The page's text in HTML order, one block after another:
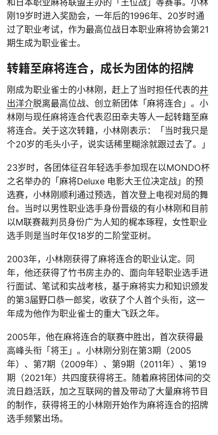
和日本职业麻将联盟主办的「王位战」等赛事。小林
刚19岁时进入奖励会，一年后的1996年、20岁时通
过了职业考试，作为最高位战日本职业麻将协会第21
期生成为职业雀士。
转籍至麻将连合，成长为团体的招牌
刚成为职业雀士的小林刚，赶上了当时担任代表的井
出洋介脱离最高位战、创立新团体「麻将连合」。小
林刚与现任麻将连合代表忍田幸夫等人一起转籍至麻
将连合。关于这次转籍，小林刚表示：「当时我只是
个20岁的毛头小子，说实话稀里糊涂就跟过去了。」
23岁时，各团体征召年轻选手参加现在以MONDO杯
之名举办的「麻将Deluxe 电影大王位决定战」的预
选赛，小林刚顺利通过预选，首次登上电视对局的舞
台。当时以男性职业选手身份晋级的有小林刚和目前
以M联赛裁判员身份广为人知的梶本琢程，女性职业
选手则是当时年仅18岁的二阶堂亚树。
2003年，小林刚获得了麻将连合的职业认定。同
年，他还获得了竹书房主办的、面向年轻职业选手进
行面试、笔试和实战考核，基于麻将实力和知识颁发
的第3届野口恭一郎奖，收获了个人首个头衔，这一
年成为他作为职业雀士的重大飞跃之年。
2005年，他在麻将连合的联赛中胜出，首次获得最
高峰头衔「将王」。小林刚分别在第3期（2005
年）、第7期（2009年）、第9期（2011年）、第19
期（2021年）共四度获得将王。随着麻将团体间的交
流日趋活跃，加之互联网的普及带动了大量麻将节目
的制作，获得将王的小林刚开始作为麻将连合的招牌
选手频繁出场。